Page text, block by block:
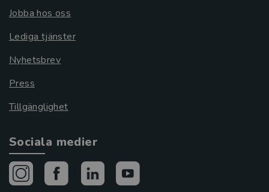
Jobba hos oss
Lediga tjänster
Nyhetsbrev
Press
Tillgänglighet
Sociala medier